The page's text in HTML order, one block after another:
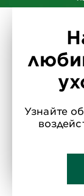
Узнайте